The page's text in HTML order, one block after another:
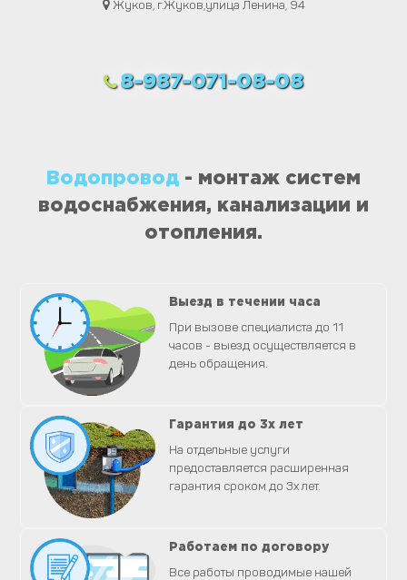
Жуков, г.Жуков,улица Ленина, 94
8-987-071-08-08
Водопровод - монтаж систем
водоснабжения, канализации и
отопления.
Выезд в течении часа
При вызове специалиста до 11
часов - выезд осуществляется в
день обращения.
Гарантия до 3х лет
На отдельные услуги
предоставляется расширенная
гарантия сроком до 3х лет.
Работаем по договору
Все работы проводимые нашей